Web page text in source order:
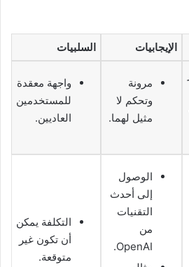
الإيجابيات السلبيات
مرونة
وتحكم لا
مثيل لهما.
واجهة معقدة
للمستخدمين
العاديين.
الوصول
إلى أحدث
التقنيات
من
OpenAI.
التكلفة يمكن
أن تكون غير
متوقعة.